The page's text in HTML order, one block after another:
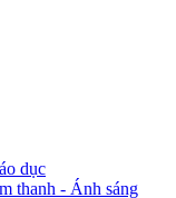
dục
thanh - Ánh sáng